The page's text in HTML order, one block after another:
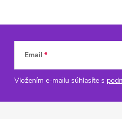
Email
Vložením e-mailu súhlasíte s